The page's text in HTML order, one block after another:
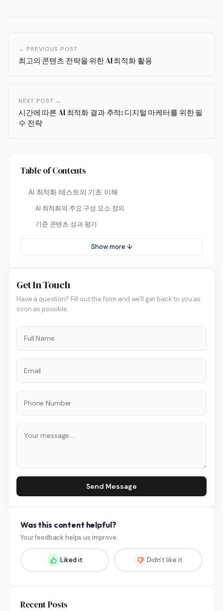
← PREVIOUS POST
최고의 콘텐츠 전략을 위한 AI 최적화 활용
NEXT POST →
시간에 따른 AI 최적화 결과 추적: 디지털 마케터를 위한 필
수 전략
Table of Contents
AI 최적화 테스트의 기초 이해
AI 최적화의 주요 구성 요소 정의
기준 콘텐츠 성과 평가
Show more ↓
Get In Touch
Have a question? Fill out the form and we'll get back to you as
soon as possible.
Send Message
Was this content helpful?
Your feedback helps us improve.
Liked it Didn't like it
Recent Posts